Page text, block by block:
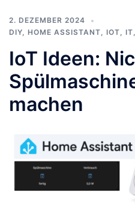
2. DEZEMBER 2024
DIY
HOME ASSISTANT IOT IT
IoT Ideen:
machen